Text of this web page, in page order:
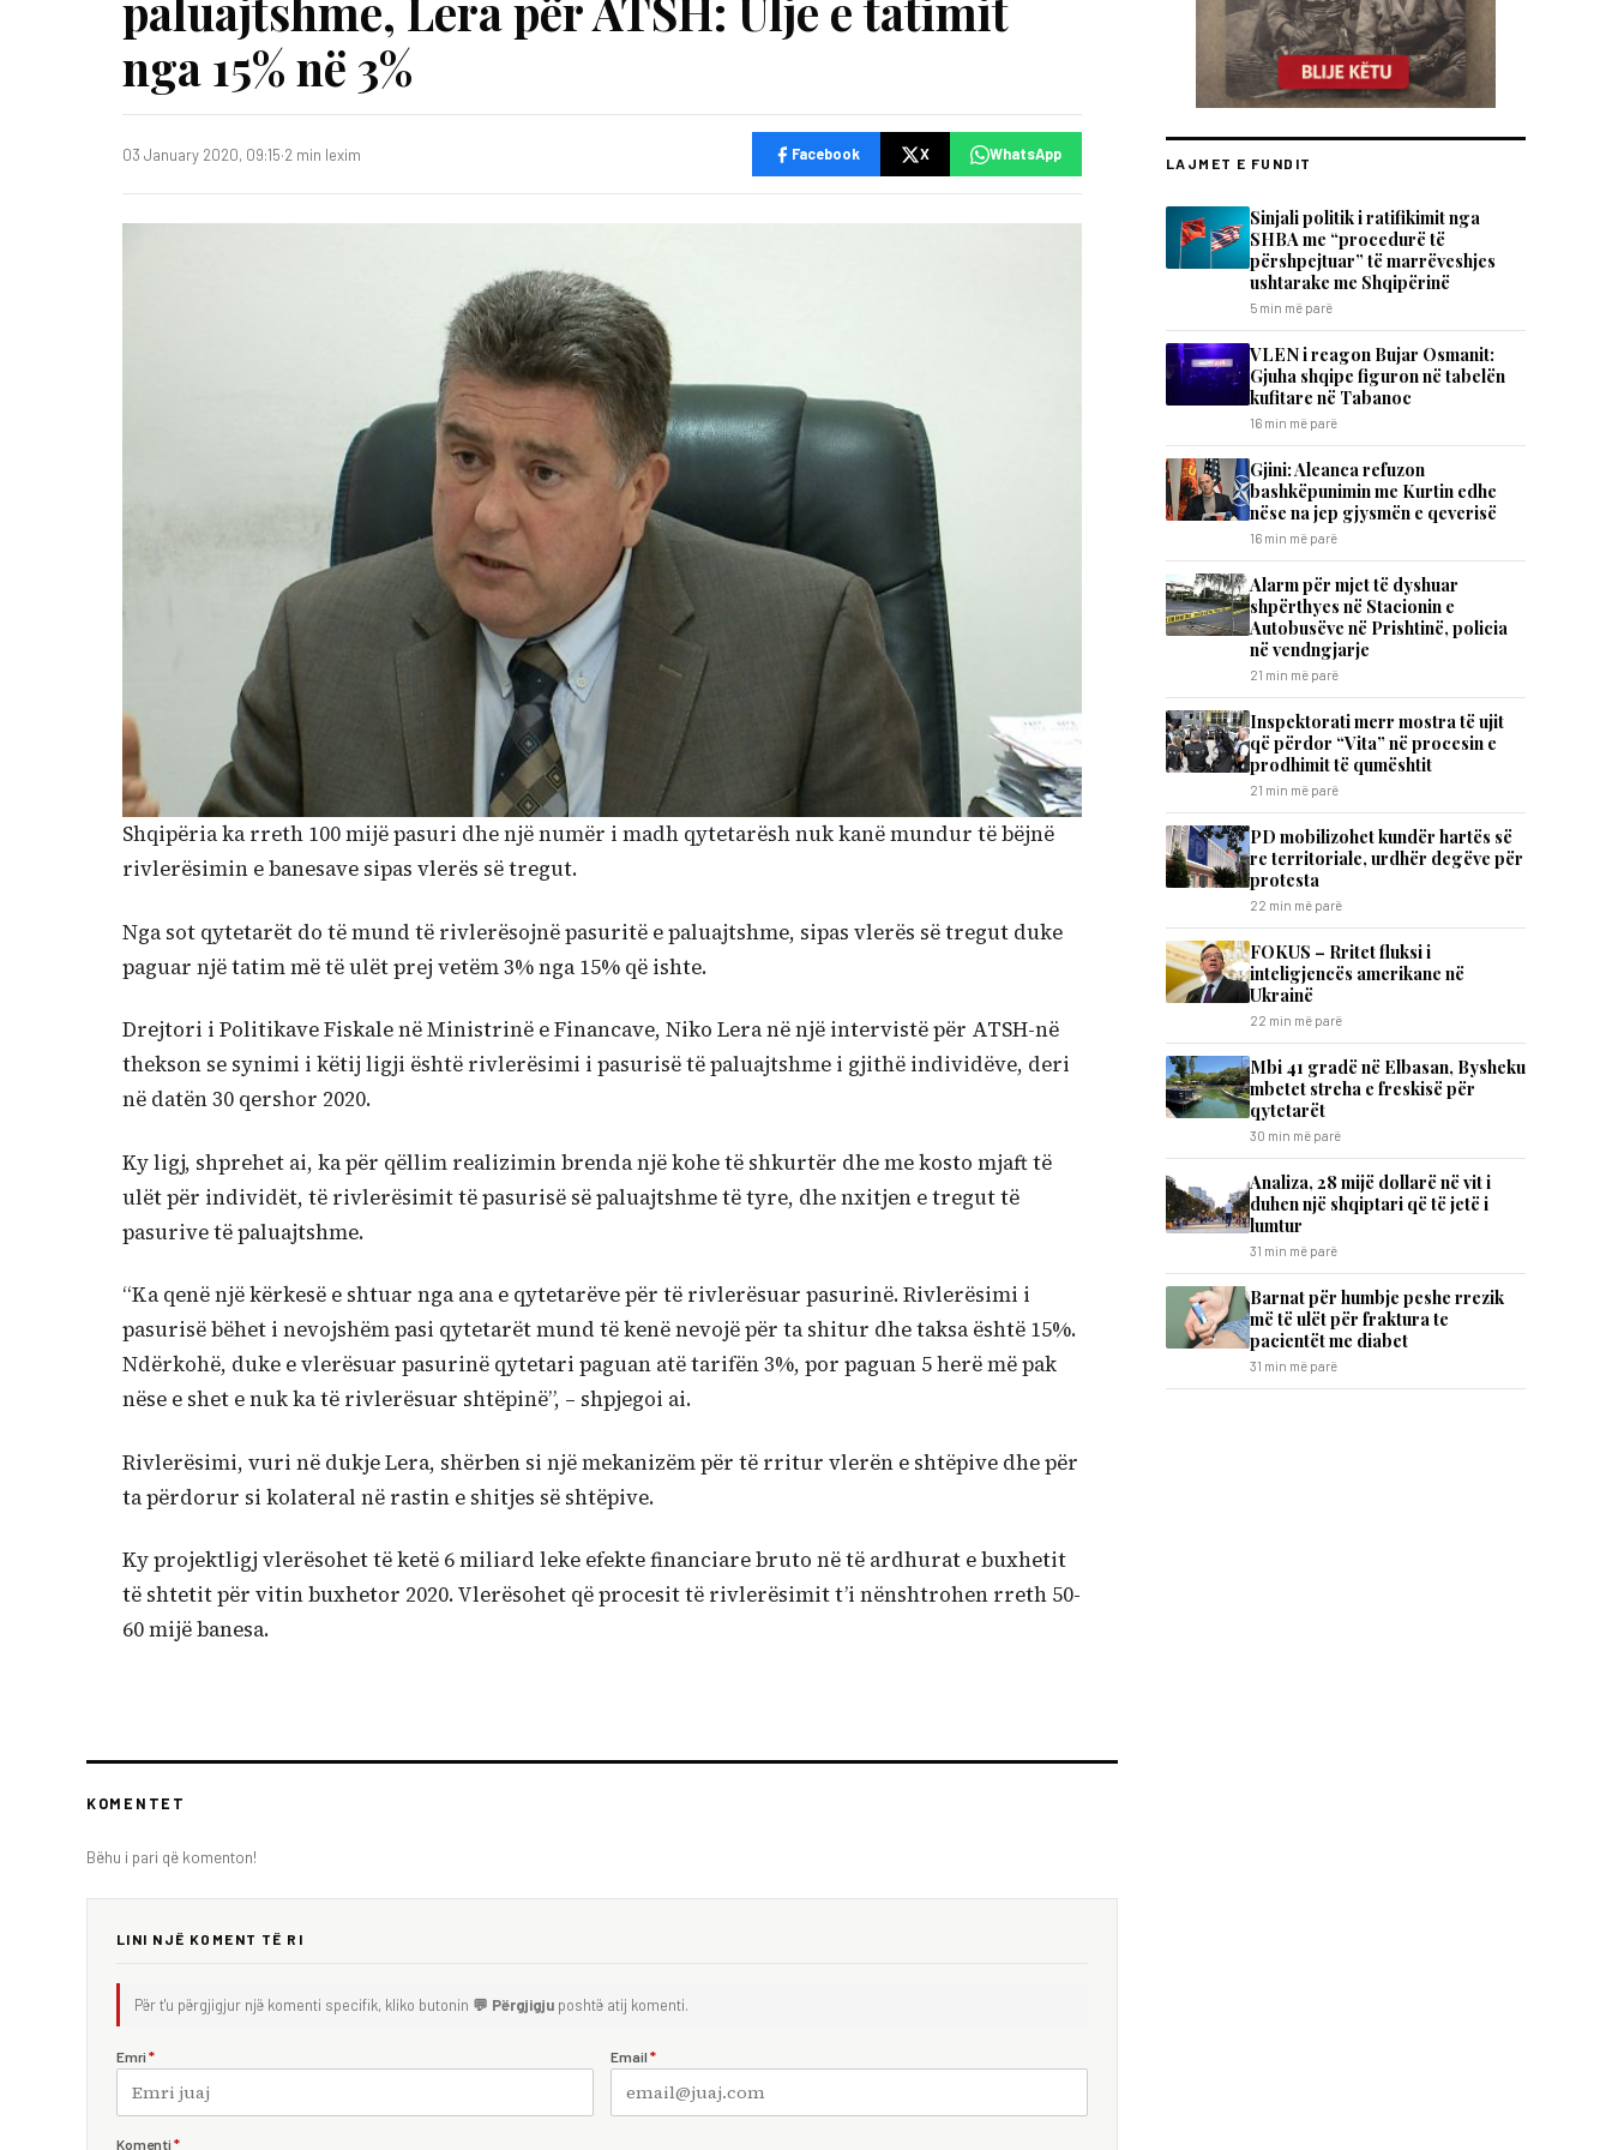
nga 15% në 3%
03 January 2020, 09:15·2 min lexim Facebook X WhatsApp
Shqipëria ka rreth 100 mijë pasuri dhe një numër i madh qytetarësh nuk kanë mundur të bëjnë
rivlerësimin e banesave sipas vlerës së tregut.
Nga sot qytetarët do të mund të rivlerësojnë pasuritë e paluajtshme, sipas vlerës së tregut duke
paguar një tatim më të ulët prej vetëm 3% nga 15% që ishte.
Drejtori i Politikave Fiskale në Ministrinë e Financave, Niko Lera në një intervistë për ATSH-në
thekson se synimi i këtij ligji është rivlerësimi i pasurisë të paluajtshme i gjithë individëve, deri
në datën 30 qershor 2020.
Ky ligj, shprehet ai, ka për qëllim realizimin brenda një kohe të shkurtër dhe me kosto mjaft të
ulët për individët, të rivlerësimit të pasurisë së paluajtshme të tyre, dhe nxitjen e tregut të
pasurive të paluajtshme.
“Ka qenë një kërkesë e shtuar nga ana e qytetarëve për të rivlerësuar pasurinë. Rivlerësimi i
pasurisë bëhet i nevojshëm pasi qytetarët mund të kenë nevojë për ta shitur dhe taksa është 15%.
Ndërkohë, duke e vlerësuar pasurinë qytetari paguan atë tarifën 3%, por paguan 5 herë më pak
nëse e shet e nuk ka të rivlerësuar shtëpinë”, – shpjegoi ai.
Rivlerësimi, vuri në dukje Lera, shërben si një mekanizëm për të rritur vlerën e shtëpive dhe për
ta përdorur si kolateral në rastin e shitjes së shtëpive.
Ky projektligj vlerësohet të ketë 6 miliard leke efekte financiare bruto në të ardhurat e buxhetit
të shtetit për vitin buxhetor 2020. Vlerësohet që procesit të rivlerësimit t’i nënshtrohen rreth 50-
60 mijë banesa.
KOMENTET
Bëhu i pari që komenton!
LINI NJË KOMENT TË RI
Për t'u përgjigjur një komenti specifik, kliko butonin 💬 Përgjigju poshtë atij komenti.
Emri * Email *
Komenti *
LAJMET E FUNDIT
Sinjali politik i ratifikimit nga
SHBA me “procedurë të
përshpejtuar” të marrëveshjes
ushtarake me Shqipërinë
5 min më parë
VLEN i reagon Bujar Osmanit:
Gjuha shqipe figuron në tabelën
kufitare në Tabanoc
16 min më parë
​Gjini: Aleanca refuzon
bashkëpunimin me Kurtin edhe
nëse na jep gjysmën e qeverisë
16 min më parë
Alarm për mjet të dyshuar
shpërthyes në Stacionin e
Autobusëve në Prishtinë, policia
në vendngjarje
21 min më parë
Inspektorati merr mostra të ujit
që përdor “Vita” në procesin e
prodhimit të qumështit
21 min më parë
PD mobilizohet kundër hartës së
re territoriale, urdhër degëve për
protesta
22 min më parë
FOKUS – Rritet fluksi i
inteligjencës amerikane në
Ukrainë
22 min më parë
Mbi 41 gradë në Elbasan, Bysheku
mbetet streha e freskisë për
qytetarët
30 min më parë
Analiza, 28 mijë dollarë në vit i
duhen një shqiptari që të jetë i
lumtur
31 min më parë
Barnat për humbje peshe rrezik
më të ulët për fraktura te
pacientët me diabet
31 min më parë